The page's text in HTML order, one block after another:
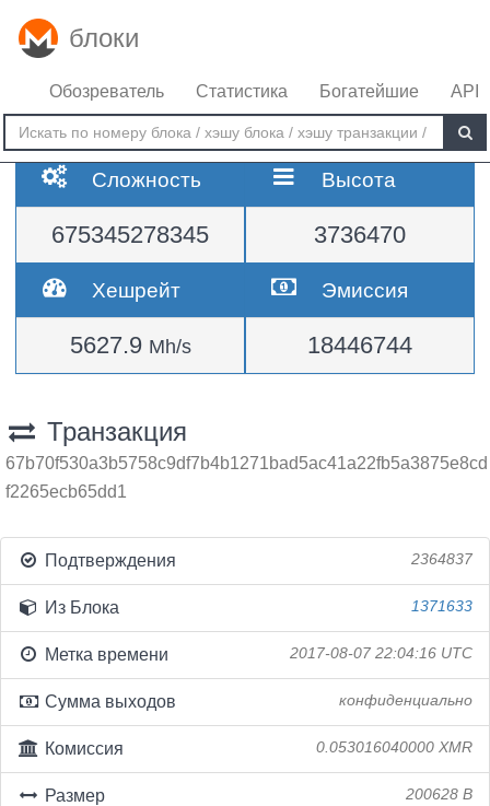
блоки
Обозреватель Статистика Богатейшие API
Сложность
675345278345
Высота
3736470
Хешрейт
5627.9 Mh/s
Эмиссия
18446744
Транзакция
67b70f530a3b5758c9df7b4b1271bad5ac41a22fb5a3875e8cd
f2265ecb65dd1
Подтверждения 2364837
Из Блока 1371633
Метка времени 2017-08-07 22:04:16 UTC
Сумма выходов конфиденциально
Комиссия 0.053016040000 XMR
Размер 200628 B